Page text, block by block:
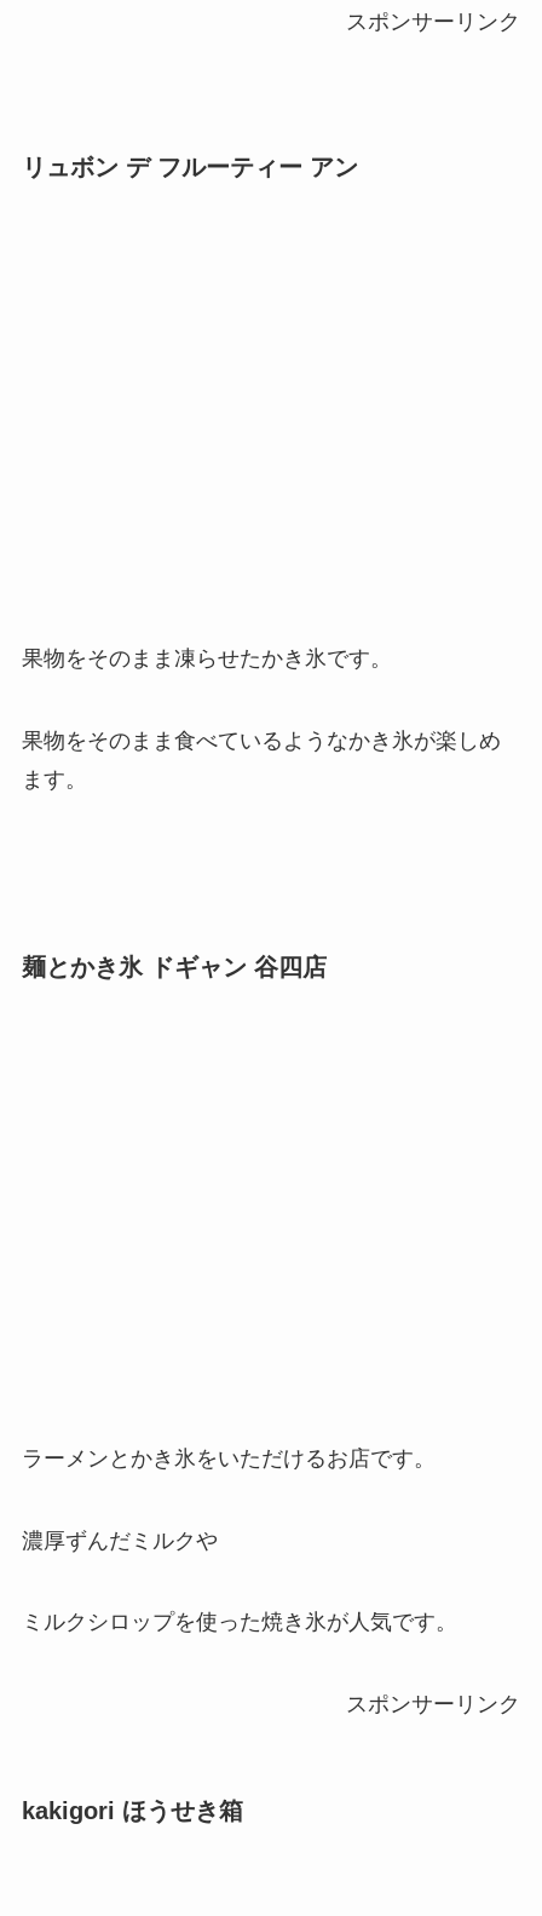
スポンサーリンク
リュボン デ フルーティー アン
果物をそのまま凍らせたかき氷です。
果物をそのまま食べているようなかき氷が楽しめ
ます。
麺とかき氷 ドギャン 谷四店
ラーメンとかき氷をいただけるお店です。
濃厚ずんだミルクや
ミルクシロップを使った焼き氷が人気です。
スポンサーリンク
kakigori ほうせき箱